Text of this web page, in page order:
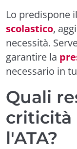
Lo predispone il
scolastico,
necessità.
garantire la
necessario in
Quali
criticità
l'ATA?